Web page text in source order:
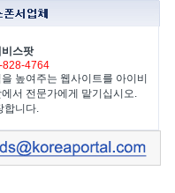
비스팟
828-4764
높여주는 웹사이트를 아이비
에서 전문가에게 맡기십시오.
합니다.